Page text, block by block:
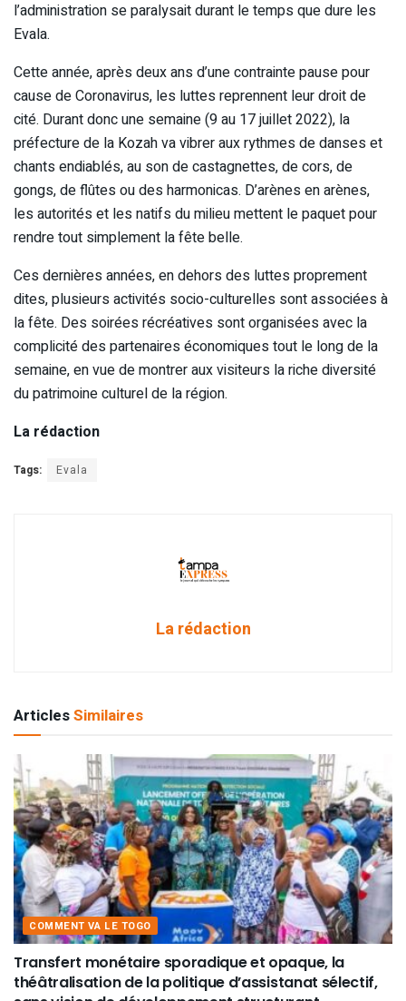
l’administration se paralysait durant le temps que dure les
Evala.
Cette année, après deux ans d’une contrainte pause pour
cause de Coronavirus, les luttes reprennent leur droit de
cité. Durant donc une semaine (9 au 17 juillet 2022), la
préfecture de la Kozah va vibrer aux rythmes de danses et
chants endiablés, au son de castagnettes, de cors, de
gongs, de flûtes ou des harmonicas. D’arènes en arènes,
les autorités et les natifs du milieu mettent le paquet pour
rendre tout simplement la fête belle.
Ces dernières années, en dehors des luttes proprement
dites, plusieurs activités socio-culturelles sont associées à
la fête. Des soirées récréatives sont organisées avec la
complicité des partenaires économiques tout le long de la
semaine, en vue de montrer aux visiteurs la riche diversité
du patrimoine culturel de la région.
La rédaction
Tags: Evala
La rédaction
ArticlesSimilaires
COMMENT VA LE TOGO
Transfert monétaire sporadique et opaque, la
théâtralisation de la politique d’assistanat sélectif,